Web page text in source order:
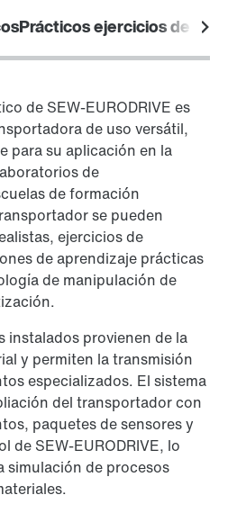
Prácticos ejercicios de
de SEW-EURODRIVE es
de uso versátil,
para su aplicación en la
de
de formación
se pueden
ejercicios de
de aprendizaje prácticas
de manipulación de
instalados provienen de la
y permiten la transmisión
especializados. El sistema
del transportador con
paquetes de sensores y
de SEW-EURODRIVE, lo
simulación de procesos